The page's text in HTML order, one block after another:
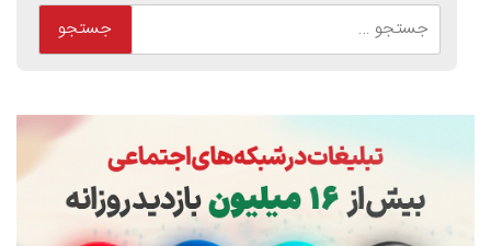
جستجو
برای: